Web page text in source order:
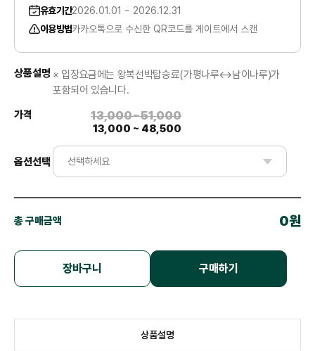
유효기간2026.01.01 ~ 2026.12.31
이용방법카카오톡으로 수신한 QR코드를 게이트에서 스캔
상품설명 ※ 입장요금에는 왕복선박탑승료(가평나루↔남이나루)가
포함되어 있습니다.
가격
13,000~51,000
13,000 ~ 48,500
옵션선택
총 구매금액 0원
장바구니 구매하기
상품설명